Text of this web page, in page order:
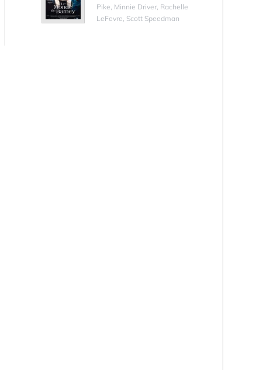
Pike, Minnie Driver, Rachelle
LeFevre, Scott Speedman